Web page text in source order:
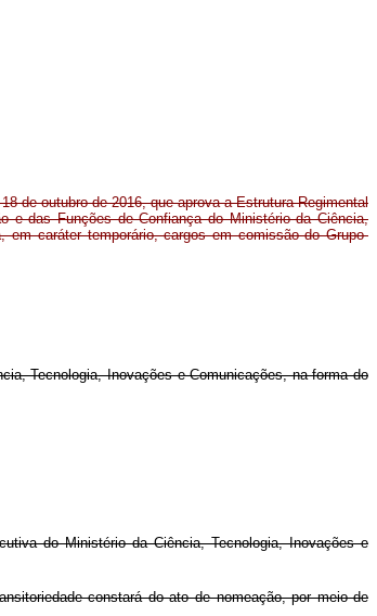
de outubro de 2016, que aprova a Estrutura Regimental
e das Funções de Confiança do Ministério da Ciência,
em caráter temporário, cargos em comissão do Grupo-
Tecnologia, Inovações e Comunicações, na forma do
do Ministério da Ciência, Tecnologia, Inovações e
constará do ato de nomeação, por meio de